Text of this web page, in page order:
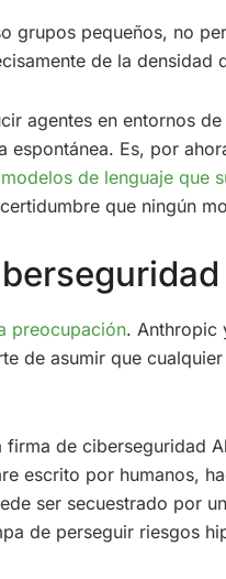
grupos pequeños, no
de la
agentes en entornos
Es, por
modelos de lenguaje que
que ningún
preocupación. Anthropic
de asumir que
de ciberseguridad
escrito por humanos,
ser secuestrado por
de perseguir riesgos